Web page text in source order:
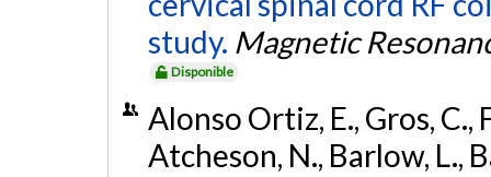
study. Magnetic
Disponible
Alonso Ortiz, E., Gros, C.,
Atcheson, N., Barlow, L.,